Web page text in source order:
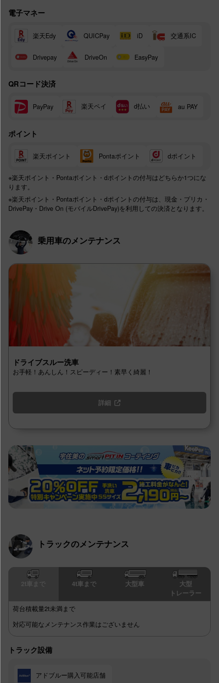
電子マネー
楽天Edy QUICPay iD 交通系IC
Drivepay DriveOn EasyPay
QRコード決済
PayPay 楽天ペイ d払い au PAY
ポイント
楽天ポイント Pontaポイント dポイント
※楽天ポイント・Pontaポイント・dポイントの付与はどちらか1つにな
ります。
※楽天ポイント・Pontaポイント・dポイントの付与は、現金・プリカ・
DrivePay・Drive On (モバイルDrivePay)を利用しての決済となります。
乗用車のメンテナンス
ドライブスルー洗車
お手軽！あんしん！スピーディー！素早く綺麗！
詳細
トラックのメンテナンス
4t車まで 大型車
大型
トレーラー
荷台積載量2t未満まで
対応可能なメンテナンス作業はございません
トラック設備
アドブルー購入可能店舗